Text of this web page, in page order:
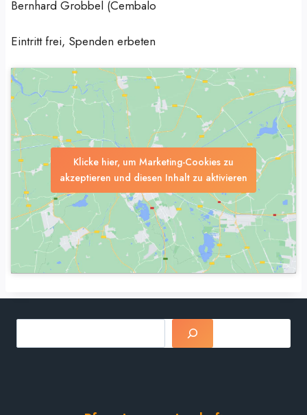
Bernhard Grobbel (Cembalo
Eintritt frei, Spenden erbeten
Klicke hier, um Marketing-Cookies zu
akzeptieren und diesen Inhalt zu aktivieren
Suchen